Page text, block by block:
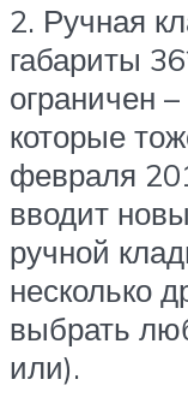
2. Ручная
габариты
ограничен
которые
февраля
вводит
ручной
несколько
выбрать
или).